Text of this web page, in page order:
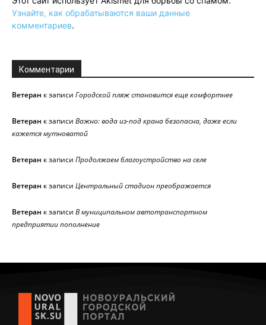
Узнайте, как обрабатываются ваши данные
комментариев.
Комментарии
Ветеран к записи Городской пляж становится еще комфортнее
Ветеран к записи Важно: вода из-под крана безопасна, даже если
кажется мутноватой
Ветеран к записи Продолжаем благоустройство на селе
Ветеран к записи Центральный стадион преображается
Ветеран к записи В муниципальном автотранспортном
предприятии пополнение